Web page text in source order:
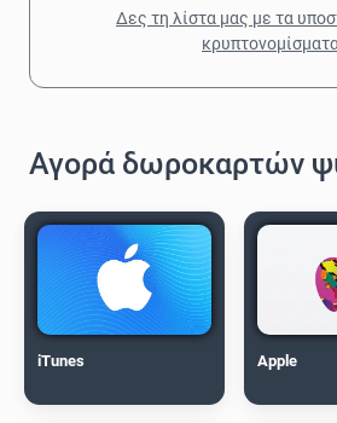
Δες τη λίστα μας με τα
κρυπτονομίσματα
Αγορά δωροκαρτών
iTunes Apple